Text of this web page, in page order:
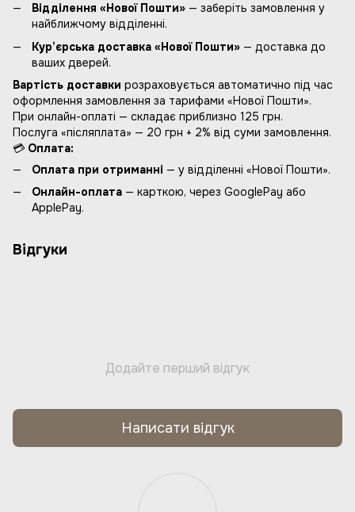
Відділення «Нової Пошти» — заберіть замовлення у
найближчому відділенні.
Кур’єрська доставка «Нової Пошти» — доставка до
ваших дверей.
Вартість доставки розраховується автоматично під час
оформлення замовлення за тарифами «Нової Пошти».
При онлайн-оплаті — складає приблизно 125 грн.
Послуга «післяплата» — 20 грн + 2% від суми замовлення.
💳 Оплата:
Оплата при отриманні — у відділенні «Нової Пошти».
Онлайн-оплата — карткою, через GooglePay або
ApplePay.
Відгуки
Додайте перший відгук
Написати відгук